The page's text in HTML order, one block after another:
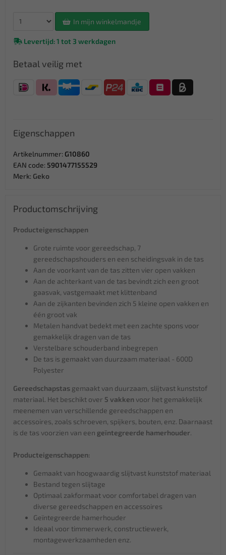
In mijn winkelmandje
Levertijd: 1 tot 3 werkdagen
Betaal veilig met
Eigenschappen
Artikelnummer: G10860
EAN code: 5901477155529
Merk: Geko
Productomschrijving
Producteigenschappen
Grote ruimte voor gereedschap, 7
gereedschapshouders en een scheidingsvak in de tas
Aan de voorkant van de tas zitten vier open vakken
Aan de achterkant van de tas bevindt zich een groot
gaasvak, vastgemaakt met klittenband
Aan de zijkanten bevinden zich 5 kleine open vakken en
één groot vak
Metalen handvat bedekt met een zachte spons voor
gemakkelijk dragen van de tas
Verstelbare schouderband inbegrepen
De tas is gemaakt van duurzaam materiaal - 600D
Polyester
Gereedschapstas gemaakt van duurzaam, slijtvast kunststof
materiaal. Het beschikt over 5 vakken voor het gemakkelijk
meenemen van verschillende gereedschappen en
accessoires, zoals schroeven, spijkers, bouten, enz. Daarnaast
is de tas voorzien van een geïntegreerde hamerhouder.
Producteigenschappen:
Gemaakt van hoogwaardig slijtvast kunststof materiaal
Bestand tegen slijtage
Optimaal zakformaat voor comfortabel dragen van
diverse gereedschappen en accessoires
Geïntegreerde hamerhouder
Ideaal voor timmerwerk, constructiewerk,
montagewerkzaamheden enz.